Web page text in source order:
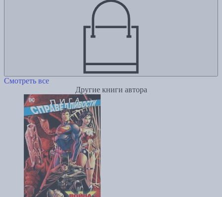
Смотреть все
Другие книги автора